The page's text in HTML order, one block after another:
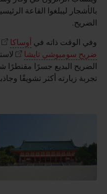
بالأشجار ليبلغوا القاعة
الضريح.
وفي الوقت ذاته في أوساكا
ضريح سوميوشي تايشا
الضريح البديع جسرًا مقنطرًا
تجربة زيارته أكثر تشويقًا